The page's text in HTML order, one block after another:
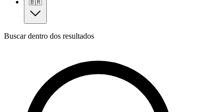
🇧🇷
Buscar dentro dos resultados